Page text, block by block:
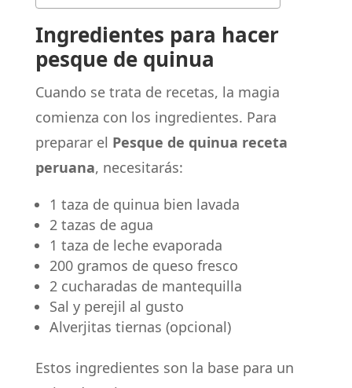
Ingredientes para hacer
pesque de quinua
Cuando se trata de recetas, la magia
comienza con los ingredientes. Para
preparar el Pesque de quinua receta
peruana, necesitarás:
1 taza de quinua bien lavada
2 tazas de agua
1 taza de leche evaporada
200 gramos de queso fresco
2 cucharadas de mantequilla
Sal y perejil al gusto
Alverjitas tiernas (opcional)
Estos ingredientes son la base para un